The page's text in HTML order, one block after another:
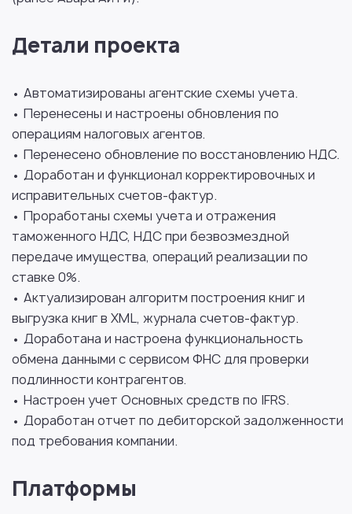
Детали проекта
• Автоматизированы агентские схемы учета.
• Перенесены и настроены обновления по
операциям налоговых агентов.
• Перенесено обновление по восстановлению НДС.
• Доработан и функционал корректировочных и
исправительных счетов-фактур.
• Проработаны схемы учета и отражения
таможенного НДС, НДС при безвозмездной
передаче имущества, операций реализации по
ставке 0%.
• Актуализирован алгоритм построения книг и
выгрузка книг в XML, журнала счетов-фактур.
• Доработана и настроена функциональность
обмена данными с сервисом ФНС для проверки
подлинности контрагентов.
• Настроен учет Основных средств по IFRS.
• Доработан отчет по дебиторской задолженности
под требования компании.
Платформы